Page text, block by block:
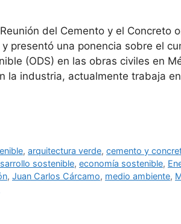
del Cemento y el Concreto
y presentó una ponencia sobre el
(ODS) en las obras civiles en
la industria, actualmente trabaja
,arquitectura verde,cemento y
sostenible, economía sostenible,
, Juan Carlos Cárcamo, medio ambiente,